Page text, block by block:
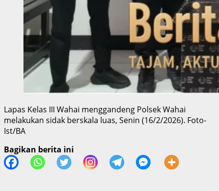
Lapas Kelas III Wahai menggandeng Polsek Wahai
melakukan sidak berskala luas, Senin (16/2/2026). Foto-
Ist/BA
Bagikan berita ini